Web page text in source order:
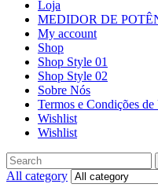
Loja
MEDIDOR DE
My account
Shop
Shop Style 01
Shop Style 02
Sobre Nós
Termos e Condições
Wishlist
Wishlist
All category